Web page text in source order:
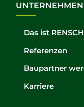
UNTERNEHMEN
Das ist
Referenzen
Baupartner
Karriere